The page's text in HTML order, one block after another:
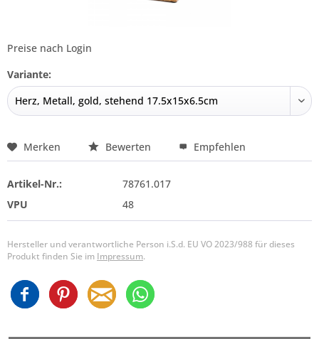
Preise nach Login
Variante:
Merken Bewerten Empfehlen
Artikel-Nr.:
78761.017
VPU
48
Hersteller und verantwortliche Person i.S.d. EU VO 2023/988 für dieses
Produkt finden Sie im Impressum.